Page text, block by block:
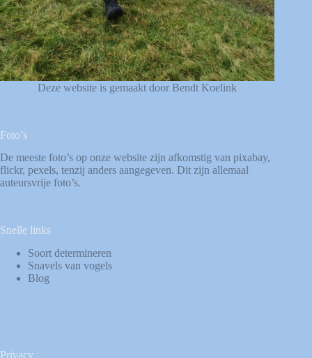
Deze website is gemaakt door Bendt Koelink
Foto’s
De meeste foto’s op onze website zijn afkomstig van pixabay,
flickr, pexels, tenzij anders aangegeven. Dit zijn allemaal
auteursvrije foto’s.
Snelle links
Soort determineren
Snavels van vogels
Blog
Privacy